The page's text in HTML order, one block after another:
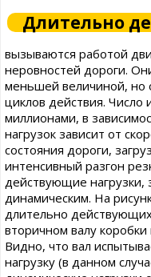
Длительно
вызываются работой
неровностей дороги.
меньшей величиной, но
циклов действия. Число
миллионами, в
нагрузок зависит от
состояния дороги,
интенсивный разгон
действующие нагрузки,
динамическим. На
длительно
вторичном валу
Видно, что вал
нагрузку (в данном